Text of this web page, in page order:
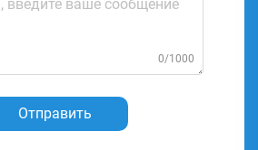
0/1000
Отправить